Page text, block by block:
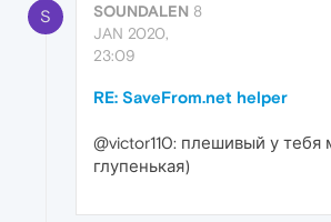
S SOUNDALEN 8
JAN 2020,
23:09
RE: SaveFrom.net helper
@victor110: плешивый у тебя
глупенькая)